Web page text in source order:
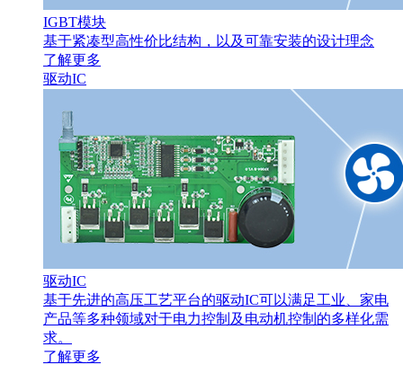
IGBT模块
基于紧凑型高性价比结构，以及可靠安装的设计理念
了解更多
驱动IC
驱动IC
基于先进的高压工艺平台的驱动IC可以满足工业、家电
产品等多种领域对于电力控制及电动机控制的多样化需
求。
了解更多